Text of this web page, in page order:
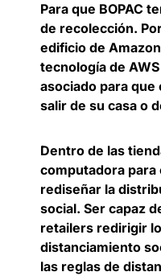
Para que BOPAC
de recolección.
edificio de
tecnología de
asociado para
salir de su casa o
Dentro de las
computadora
rediseñar la
social. Ser capaz
retailers redirigir
distanciamiento
las reglas de